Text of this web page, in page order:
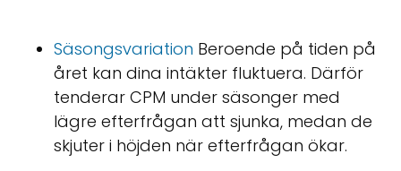
Säsongsvariation Beroende på tiden på
året kan dina intäkter fluktuera. Därför
tenderar CPM under säsonger med
lägre efterfrågan att sjunka, medan de
skjuter i höjden när efterfrågan ökar.